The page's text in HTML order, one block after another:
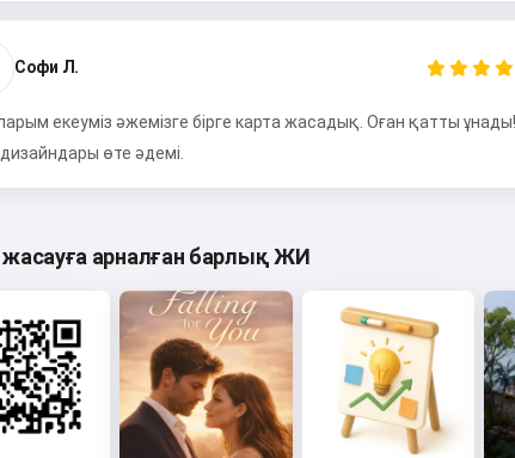
Софи Л.
екеуміз әжемізге бірге карта жасадық. Оған қатты ұнады!
дизайндары өте әдемі.
жасауға арналған барлық ЖИ